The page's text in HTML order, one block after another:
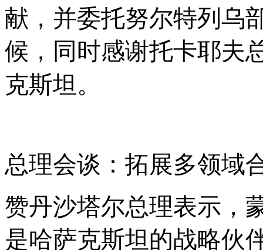
献，并委托努尔特列乌
候，同时感谢托卡耶夫
克斯坦。
总理会谈：拓展多领域
赞丹沙塔尔总理表示，
是哈萨克斯坦的战略伙